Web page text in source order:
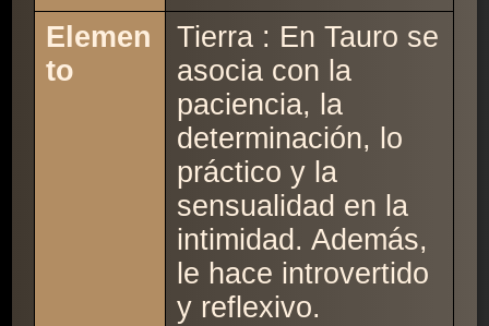
Elemen
to
Tierra : En Tauro se
asocia con la
paciencia, la
determinación, lo
práctico y la
sensualidad en la
intimidad. Además,
le hace introvertido
y reflexivo.